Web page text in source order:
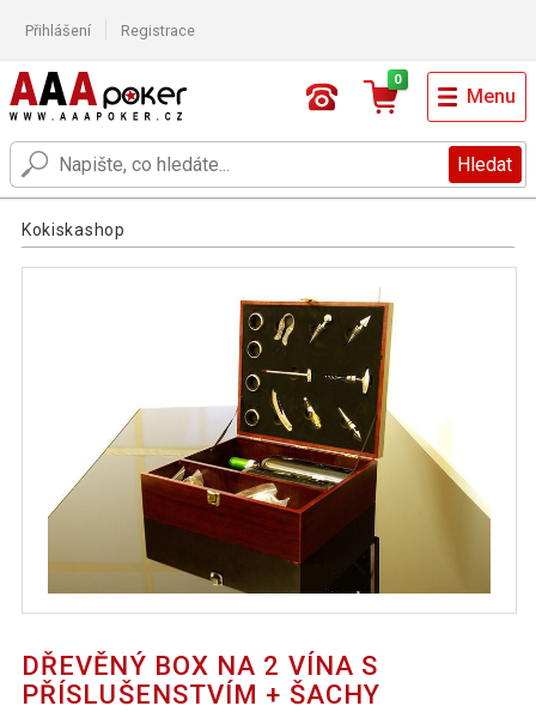
Přihlášení Registrace
Hledat
0
Menu
Kokiskashop
DŘEVĚNÝ BOX NA 2 VÍNA S
PŘÍSLUŠENSTVÍM + ŠACHY